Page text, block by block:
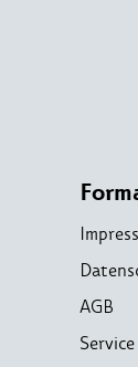
AGB
Service